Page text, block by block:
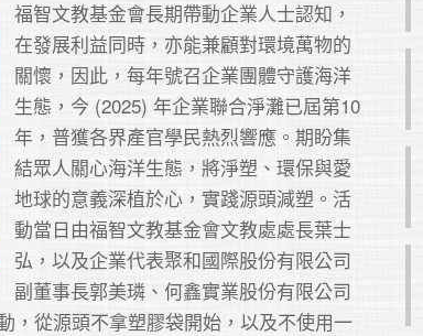
福智文教基金會長期帶動企業人士認知，
在發展利益同時，亦能兼顧對環境萬物的
關懷，因此，每年號召企業團體守護海洋
生態，今 (2025) 年企業聯合淨灘已屆第10
年，普獲各界產官學民熱烈響應。期盼集
結眾人關心海洋生態，將淨塑、環保與愛
地球的意義深植於心，實踐源頭減塑。活
動當日由福智文教基金會文教處處長葉士
弘，以及企業代表聚和國際股份有限公司
副董事長郭美璘、何鑫實業股份有限公司
，從源頭不拿塑膠袋開始，以及不使用一